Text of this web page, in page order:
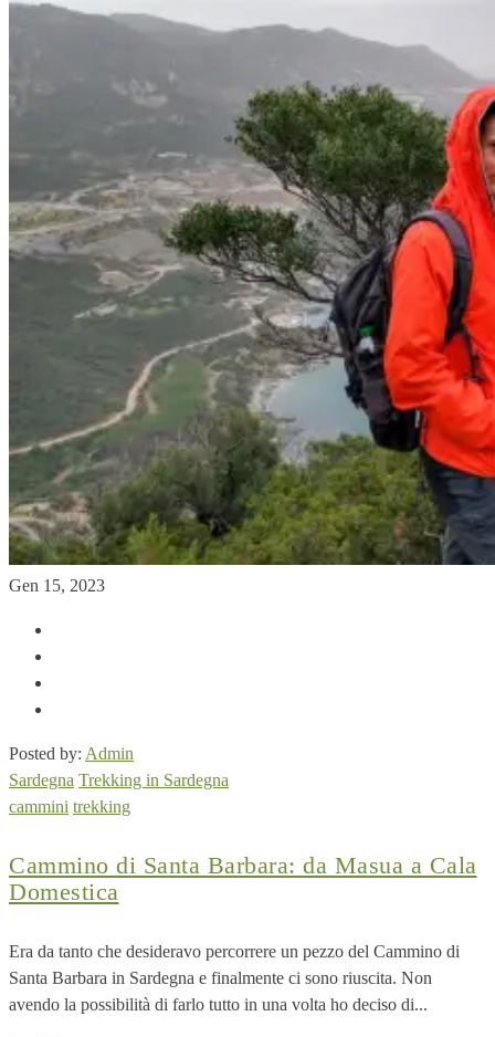
Gen 15, 2023
Posted by: Admin
Sardegna Trekking in Sardegna
cammini trekking
Cammino di Santa Barbara: da Masua a Cala
Domestica
Era da tanto che desideravo percorrere un pezzo del Cammino di
Santa Barbara in Sardegna e finalmente ci sono riuscita. Non
avendo la possibilità di farlo tutto in una volta ho deciso di...